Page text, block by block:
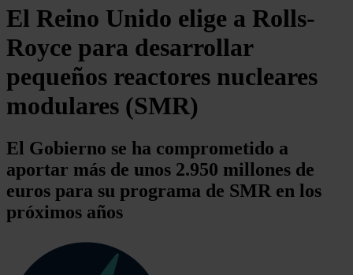
El Reino Unido elige a Rolls-
Royce para desarrollar
pequeños reactores nucleares
modulares (SMR)
El Gobierno se ha comprometido a
aportar más de unos 2.950 millones de
euros para su programa de SMR en los
próximos años